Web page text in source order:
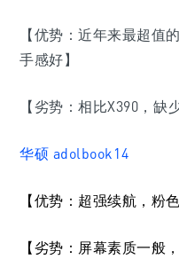
【优势：近年来最超值
手感好】
【劣势：相比X390，缺
华硕 adolbook14
【优势：超强续航，粉
【劣势：屏幕素质一般